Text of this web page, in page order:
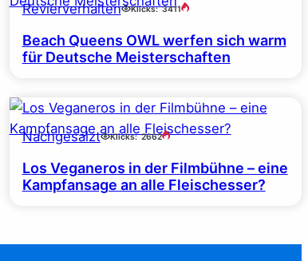
Revierverhalten Klicks: 3411
Beach Queens OWL werfen sich warm
für Deutsche Meisterschaften
Nachgesalzt Klicks: 2662
Los Veganeros in der Filmbühne – eine
Kampfansage an alle Fleischesser?